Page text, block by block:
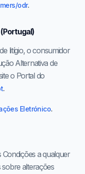
odr.
litígio, o consumidor
Alternativa de
o Portal do
.
Eletrónico.
a qualquer
alterações